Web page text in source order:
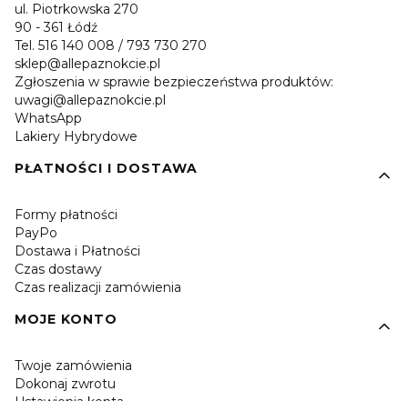
ul. Piotrkowska 270
90 - 361 Łódź
Tel. 516 140 008 / 793 730 270
sklep@allepaznokcie.pl
Zgłoszenia w sprawie bezpieczeństwa produktów:
uwagi@allepaznokcie.pl
WhatsApp
Lakiery Hybrydowe
PŁATNOŚCI I DOSTAWA
Formy płatności
PayPo
Dostawa i Płatności
Czas dostawy
Czas realizacji zamówienia
MOJE KONTO
Twoje zamówienia
Dokonaj zwrotu